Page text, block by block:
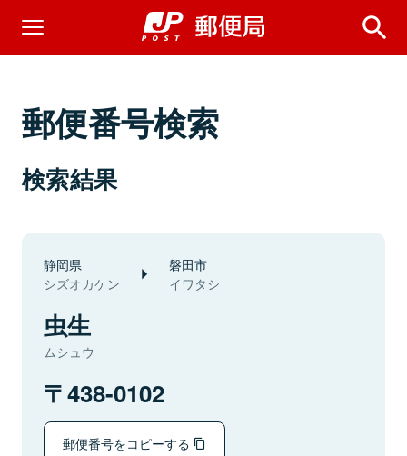
郵便番号検索
検索結果
静岡県
シズオカケン
磐田市
イワタシ
虫生
ムシュウ
438-0102
郵便番号をコピーする